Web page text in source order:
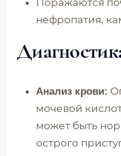
Поражаются
нефропатия,
Анализ крови:
мочевой
может быть
острого